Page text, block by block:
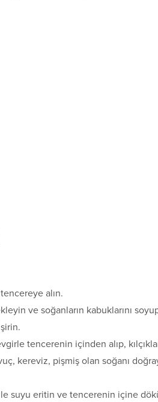
alın.
ve soğanların kabuklarını
tencerenin içinden alıp,
kereviz, pişmiş olan soğanı
suyu eritin ve tencerenin içine